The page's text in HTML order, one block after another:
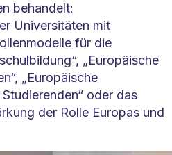
behandelt:
Universitäten mit
für die
„Europäische
„Europäische
oder das
der Rolle Europas und